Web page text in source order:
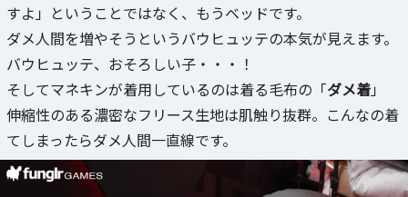
すよ」ということではなく、もうベッドです。
ダメ人間を増やそうというバウヒュッテの本気が見えます。
バウヒュッテ、おそろしい子・・・！
そしてマネキンが着用しているのは着る毛布の「ダメ着」
伸縮性のある濃密なフリース生地は肌触り抜群。こんなの着
てしまったらダメ人間一直線です。